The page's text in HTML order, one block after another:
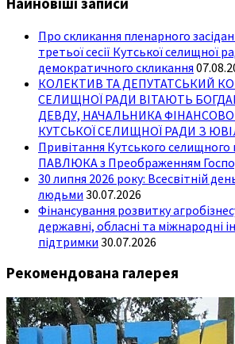
Про скликання пленарного
третьої сесії Кутської селищної
демократичного скликання
КОЛЕКТИВ ТА ДЕПУТАТСЬКИЙ
СЕЛИЩНОЇ РАДИ ВІТАЮТЬ
ДЕВДУ, НАЧАЛЬНИКА
КУТСЬКОЇ СЕЛИЩНОЇ РАДИ З
Привітання Кутського
ПАВЛЮКА з Преображенням
30 липня 2026 року: Всесвітній
людьми 30.07.2026
Фінансування розвитку
державні, обласні та міжнародні
підтримки 30.07.2026
Рекомендована галерея